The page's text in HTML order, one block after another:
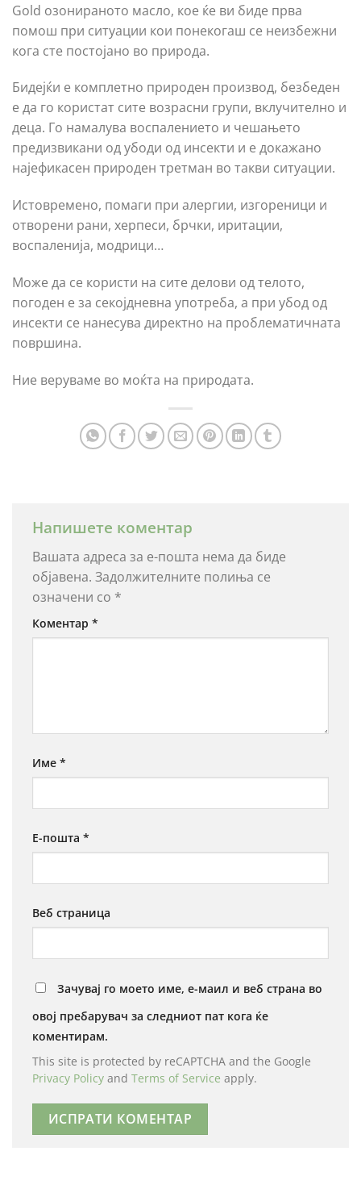
Gold озонираното масло, кое ќе ви биде прва
помош при ситуации кои понекогаш се неизбежни
кога сте постојано во природа.
Бидејќи е комплетно природен производ, безбеден
е да го користат сите возрасни групи, вклучително и
деца. Го намалува воспалението и чешањето
предизвикани од убоди од инсекти и е докажано
најефикасен природен третман во такви ситуации.
Истовремено, помаги при алергии, изгореници и
отворени рани, херпеси, брчки, иритации,
воспаленија, модрици…
Може да се користи на сите делови од телото,
погоден е за секојдневна употреба, а при убод од
инсекти се нанесува директно на проблематичната
површина.
Ние веруваме во моќта на природата.
Напишете коментар
Вашата адреса за е-пошта нема да биде
објавена. Задолжителните полиња се
означени со *
Коментар *
Име *
Е-пошта *
Веб страница
Зачувај го моето име, е-маил и веб страна во
овој пребарувач за следниот пат кога ќе
коментирам.
This site is protected by reCAPTCHA and the Google
Privacy Policy and Terms of Service apply.